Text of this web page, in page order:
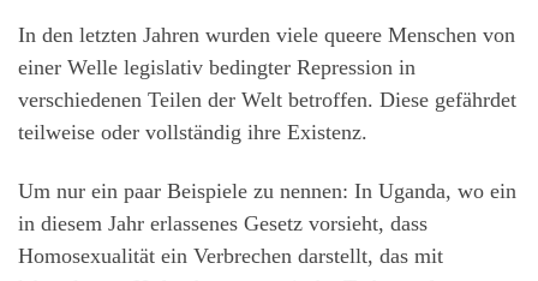
In den letzten Jahren wurden viele queere Menschen von
einer Welle legislativ bedingter Repression in
verschiedenen Teilen der Welt betroffen. Diese gefährdet
teilweise oder vollständig ihre Existenz.
Um nur ein paar Beispiele zu nennen: In Uganda, wo ein
in diesem Jahr erlassenes Gesetz vorsieht, dass
Homosexualität ein Verbrechen darstellt, das mit